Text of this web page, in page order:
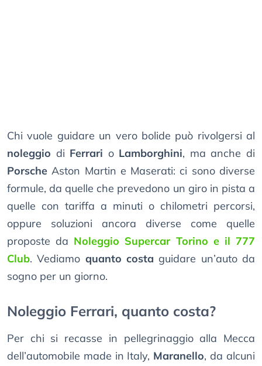
Chi vuole guidare un vero bolide può rivolgersi al
noleggio di Ferrari o Lamborghini, ma anche di
Porsche Aston Martin e Maserati: ci sono diverse
formule, da quelle che prevedono un giro in pista a
quelle con tariffa a minuti o chilometri percorsi,
oppure soluzioni ancora diverse come quelle
proposte da Noleggio Supercar Torino e il 777
Club. Vediamo quanto costa guidare un’auto da
sogno per un giorno.
Noleggio Ferrari, quanto costa?
Per chi si recasse in pellegrinaggio alla Mecca
dell’automobile made in Italy, Maranello, da alcuni